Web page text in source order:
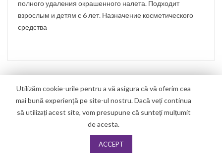
полного удаления окрашенного налета. Подходит
взрослым и детям с 6 лет. Назначение косметического
средства
1 2
Techno Dent
Utilizăm cookie-urile pentru a vă asigura că vă oferim cea
mai bună experiență pe site-ul nostru. Dacă veți continua
să utilizați acest site, vom presupune că sunteți mulțumit
de acesta.
ACCEPT